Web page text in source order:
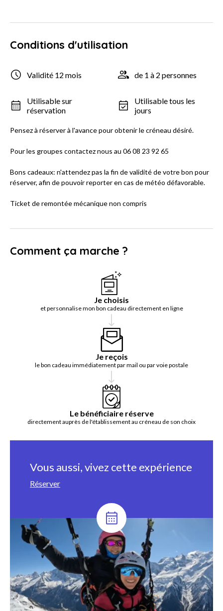
Conditions d'utilisation
Validité 12 mois de 1 à 2 personnes
Utilisable sur
réservation
Utilisable tous les
jours
Pensez à réserver à l'avance pour obtenir le créneau désiré.
Pour les groupes contactez nous au 06 08 23 92 65
Bons cadeaux: n'attendez pas la fin de validité de votre bon pour
réserver, afin de pouvoir reporter en cas de météo défavorable.
Ticket de remontée mécanique non compris
Comment ça marche ?
Je choisis
et personnalise mon bon cadeau directement en ligne
Je reçois
le bon cadeau immédiatement par mail ou par voie postale
Le bénéficiaire réserve
directement auprès de l'établissement au créneau de son choix
Vous aussi, vivez cette expérience
Réserver